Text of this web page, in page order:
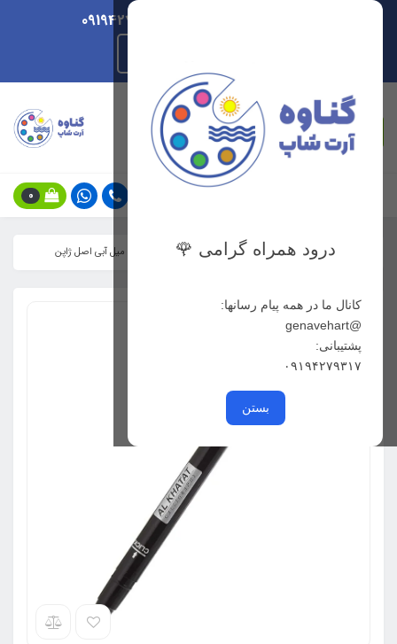
درود همراه گرامی 🌹
کانال ما در همه پیام رسانها:
@genavehart
پشتیبانی:
۰۹۱۹۴۲۷۹۳۱۷
بستن
جستجو
0
دسته بندی رشته هنری گرافیک ماژیک الخطاط 2 میل آبی اصل ژاپن